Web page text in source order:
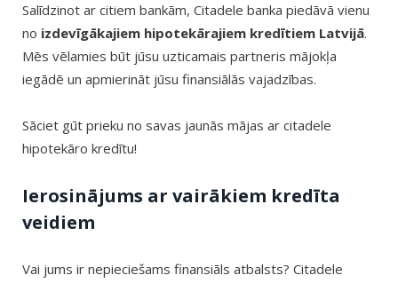
Salīdzinot ar citiem bankām, Citadele banka piedāvā vienu
no izdevīgākajiem hipotekārajiem kredītiem Latvijā.
Mēs vēlamies būt jūsu uzticamais partneris mājokļa
iegādē un apmierināt jūsu finansiālās vajadzības.
Sāciet gūt prieku no savas jaunās mājas ar citadele
hipotekāro kredītu!
Ierosinājums ar vairākiem kredīta
veidiem
Vai jums ir nepieciešams finansiāls atbalsts? Citadele